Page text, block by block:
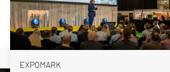
EXPOMARK